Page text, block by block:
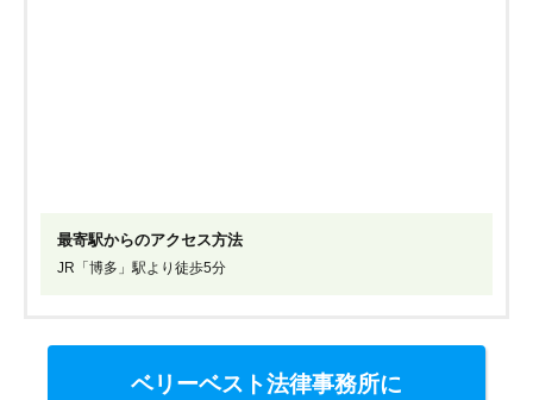
最寄駅からのアクセス方法
JR「博多」駅より徒歩5分
ベリーベスト法律事務所に